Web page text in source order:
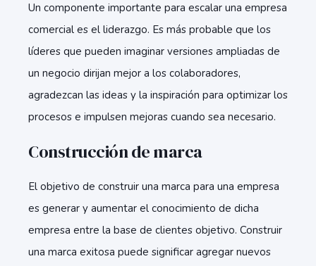
Un componente importante para escalar una empresa
comercial es el liderazgo. Es más probable que los
líderes que pueden imaginar versiones ampliadas de
un negocio dirijan mejor a los colaboradores,
agradezcan las ideas y la inspiración para optimizar los
procesos e impulsen mejoras cuando sea necesario.
Construcción de marca
El objetivo de construir una marca para una empresa
es generar y aumentar el conocimiento de dicha
empresa entre la base de clientes objetivo. Construir
una marca exitosa puede significar agregar nuevos